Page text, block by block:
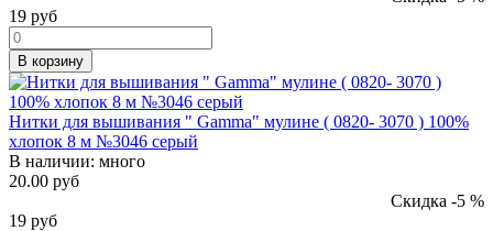
19 руб
В корзину
Нитки для вышивания " Gamma" мулине ( 0820- 3070 ) 100%
хлопок 8 м №3046 серый
В наличии: много
20.00 руб
Скидка -5 %
19 руб